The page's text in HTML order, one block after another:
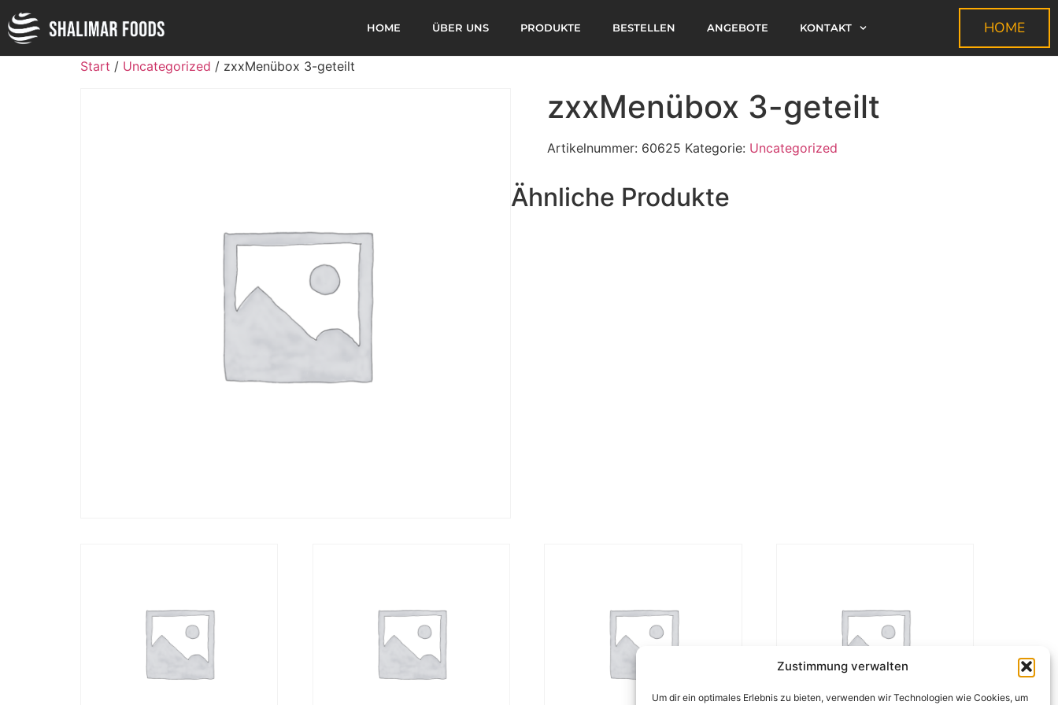
Zustimmung verwalten
Um dir ein optimales Erlebnis zu bieten, verwenden wir Technologien wie Cookies, um
HOME ÜBER UNS PRODUKTE BESTELLEN ANGEBOTE KONTAKT HOME
Start / Uncategorized / zxxMenübox 3-geteilt
zxxMenübox 3-geteilt
Artikelnummer: 60625 Kategorie: Uncategorized
Ähnliche Produkte